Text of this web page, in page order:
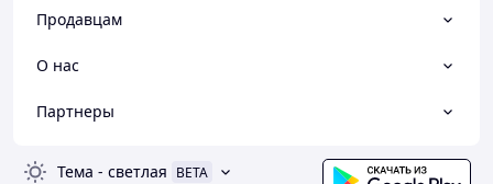
Продавцам
О нас
Партнеры
Тема - светлая BETA